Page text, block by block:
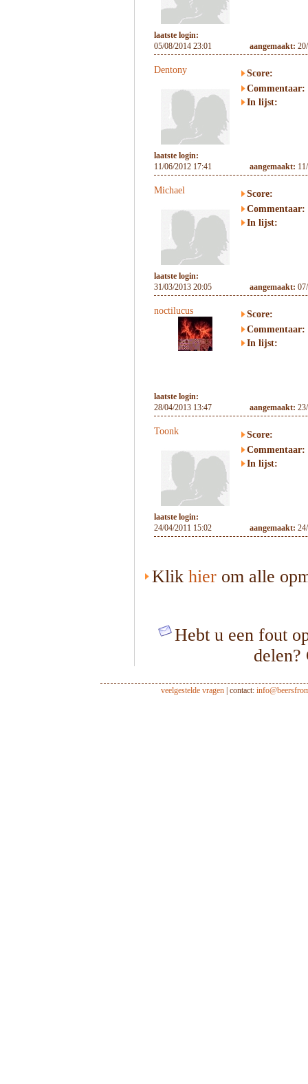
laatste login:
05/08/2014 23:01
aangemaakt:
Dentony
Score:
Commentaar:
In lijst:
laatste login:
11/06/2012 17:41
aangemaakt:
Michael
Score:
Commentaar:
In lijst:
laatste login:
31/03/2013 20:05
aangemaakt:
noctilucus
Score:
Commentaar:
In lijst:
laatste login:
28/04/2013 13:47
aangemaakt:
Toonk
Score:
Commentaar:
In lijst:
laatste login:
24/04/2011 15:02
aangemaakt:
Klik hier om alle
Hebt u een fout
veelgestelde vragen| contact: